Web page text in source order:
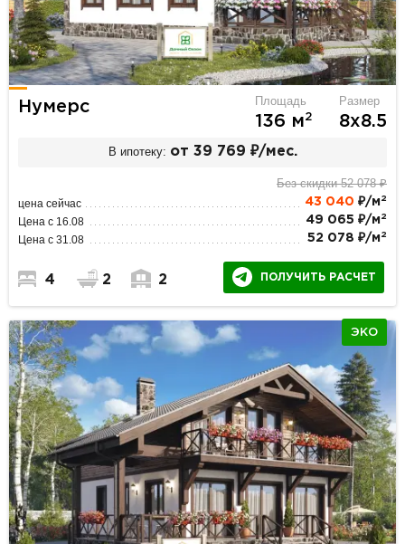
Нумерс Площадь
136 м2
Размер
8х8.5
В ипотеку: от 39 769 ₽/мес.
Без скидки 52 078 ₽
цена сейчас 43 040 ₽/м 2
Цена с 16.08 49 065 ₽/м 2
Цена с 31.08 52 078 ₽/м 2
4 2 2 ПОЛУЧИТЬ РАСЧЕТ
ЭКО